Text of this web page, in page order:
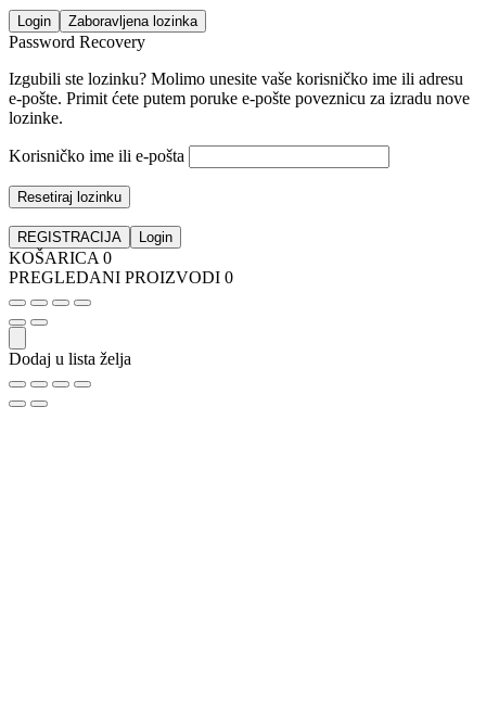
Login Zaboravljena lozinka
Password Recovery
Izgubili ste lozinku? Molimo unesite vaše korisničko ime ili adresu
e-pošte. Primit ćete putem poruke e-pošte poveznicu za izradu nove
lozinke.
Korisničko ime ili e-pošta
Resetiraj lozinku
REGISTRACIJA Login
KOŠARICA 0
PREGLEDANI PROIZVODI 0
Dodaj u lista želja